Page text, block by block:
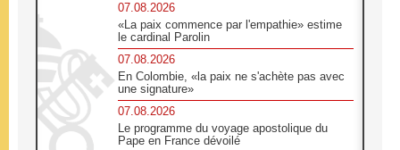
07.08.2026
«La paix commence par l'empathie» estime
le cardinal Parolin
07.08.2026
En Colombie, «la paix ne s'achète pas avec
une signature»
07.08.2026
Le programme du voyage apostolique du
Pape en France dévoilé